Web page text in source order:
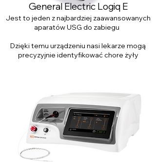
GeneralElectric Logiq E
Jest to jeden z najbardziej zaawansowanych
aparatów USG do zabiegu
Dzięki temu urządzeniu nasi lekarze mogą
precyzyjnie identyfikować chore żyły